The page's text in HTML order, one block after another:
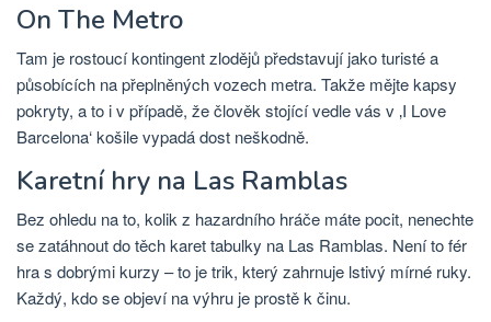
On The Metro
Tam je rostoucí kontingent zlodějů představují jako turisté a
působících na přeplněných vozech metra. Takže mějte kapsy
pokryty, a to i v případě, že člověk stojící vedle vás v ‚I Love
Barcelona‘ košile vypadá dost neškodně.
Karetní hry na Las Ramblas
Bez ohledu na to, kolik z hazardního hráče máte pocit, nenechte
se zatáhnout do těch karet tabulky na Las Ramblas. Není to fér
hra s dobrými kurzy – to je trik, který zahrnuje lstivý mírné ruky.
Každý, kdo se objeví na výhru je prostě k činu.